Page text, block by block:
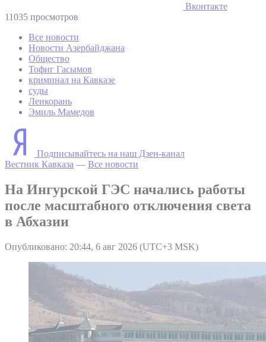
Вконтакте
11035 просмотров
Все новости
Новости Азербайджана
Общество
Тофиг Гасымов
криминал на Кавказе
суды
Ленкорань
Эмиль Мамедов
Подписывайтесь на наш Дзен-канал
Вестник Кавказа — Все новости
На Ингурской ГЭС начались работы
после масштабного отключения света
в Абхазии
Опубликовано: 20:44, 6 авг 2026 (UTC+3 MSK)